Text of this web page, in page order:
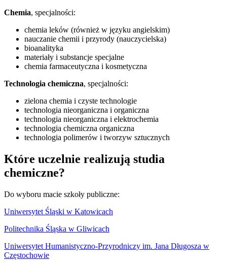
Chemia, specjalności:
chemia leków (również w języku angielskim)
nauczanie chemii i przyrody (nauczycielska)
bioanalityka
materiały i substancje specjalne
chemia farmaceutyczna i kosmetyczna
Technologia chemiczna, specjalności:
zielona chemia i czyste technologie
technologia nieorganiczna i organiczna
technologia nieorganiczna i elektrochemia
technologia chemiczna organiczna
technologia polimerów i tworzyw sztucznych
Które uczelnie realizują studia
chemiczne?
Do wyboru macie szkoły publiczne:
Uniwersytet Śląski w Katowicach
Politechnika Śląska w Gliwicach
Uniwersytet Humanistyczno-Przyrodniczy im. Jana Długosza w
Częstochowie